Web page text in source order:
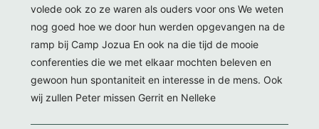
volede ook zo ze waren als ouders voor ons We weten
nog goed hoe we door hun werden opgevangen na de
ramp bij Camp Jozua En ook na die tijd de mooie
conferenties die we met elkaar mochten beleven en
gewoon hun spontaniteit en interesse in de mens. Ook
wij zullen Peter missen Gerrit en Nelleke